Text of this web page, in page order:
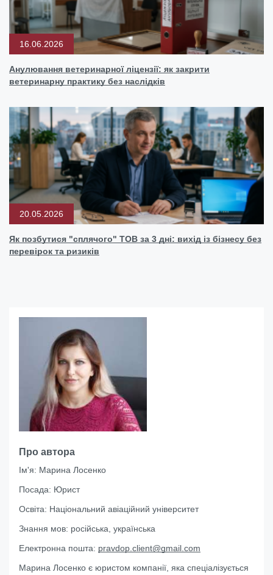
16.06.2026
Анулювання ветеринарної ліцензії: як закрити
ветеринарну практику без наслідків
20.05.2026
Як позбутися "сплячого" ТОВ за 3 дні: вихід із бізнесу без
перевірок та ризиків
Про автора
Ім'я: Марина Лосенко
Посада: Юрист
Освіта: Національний авіаційний університет
Знання мов: російська, українська
Електронна пошта: pravdop.client@gmail.com
Марина Лосенко є юристом компанії, яка спеціалізується